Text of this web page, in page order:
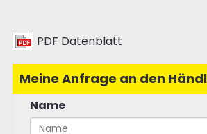
PDF Datenblatt
Meine Anfrage an den
Name